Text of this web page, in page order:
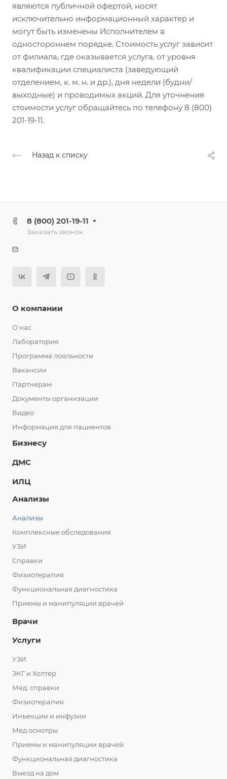
являются публичной офертой, носят
исключительно информационный характер и
могут быть изменены Исполнителем в
одностороннем порядке. Стоимость услуг зависит
от филиала, где оказывается услуга, от уровня
квалификации специалиста (заведующий
отделением, к. м. н. и др.), дня недели (будни/
выходные) и проводимых акций. Для уточнения
стоимости услуг обращайтесь по телефону 8 (800)
201-19-11.
Назад к списку
8 (800) 201-19-11
Заказать звонок
О компании
О нас
Лаборатория
Программа лояльности
Вакансии
Партнерам
Документы организации
Видео
Информация для пациентов
Бизнесу
ДМС
ИЛЦ
Анализы
Анализы
Комплексные обследования
УЗИ
Справки
Физиотерапия
Функциональная диагностика
Приемы и манипуляции врачей
Врачи
Услуги
УЗИ
ЭКГ и Холтер
Мед. справки
Физиотерапия
Инъекции и инфузии
Мед.осмотры
Приемы и манипуляции врачей
Функциональная диагностика
Выезд на дом